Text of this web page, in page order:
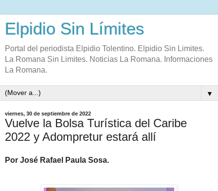
Elpidio Sin Límites
Portal del periodista Elpidio Tolentino. Elpidio Sin Limites.
La Romana Sin Limites. Noticias La Romana. Informaciones
La Romana.
▼
viernes, 30 de septiembre de 2022
Vuelve la Bolsa Turística del Caribe
2022 y Adompretur estará allí
Por José Rafael Paula Sosa.